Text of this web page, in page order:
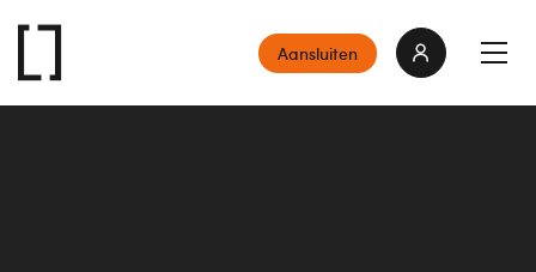
Aansluiten